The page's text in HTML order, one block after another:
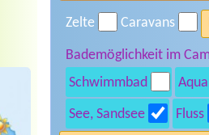
Zelte Caravans
Bademöglichkeit im
Schwimmbad
See, Sandsee Fluss